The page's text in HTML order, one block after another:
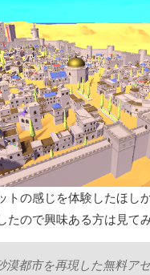
トの感じを体験したほし
たので興味ある方は見て
漠都市を再現した無料ア